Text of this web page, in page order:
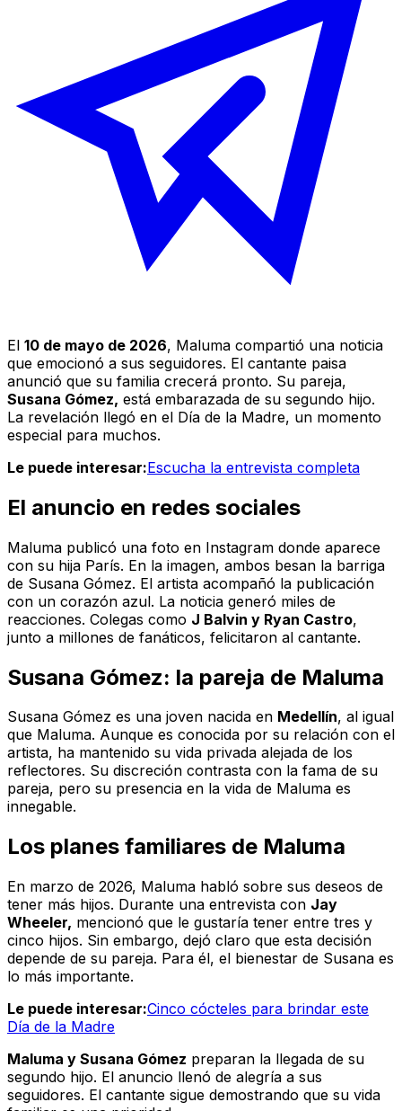
El 10 de mayo de 2026, Maluma compartió una noticia
que emocionó a sus seguidores. El cantante paisa
anunció que su familia crecerá pronto. Su pareja,
Susana Gómez, está embarazada de su segundo hijo.
La revelación llegó en el Día de la Madre, un momento
especial para muchos.
Le puede interesar:Escucha la entrevista completa
El anuncio en redes sociales
Maluma publicó una foto en Instagram donde aparece
con su hija París. En la imagen, ambos besan la barriga
de Susana Gómez. El artista acompañó la publicación
con un corazón azul. La noticia generó miles de
reacciones. Colegas como J Balvin y Ryan Castro,
junto a millones de fanáticos, felicitaron al cantante.
Susana Gómez: la pareja de Maluma
Susana Gómez es una joven nacida en Medellín, al igual
que Maluma. Aunque es conocida por su relación con el
artista, ha mantenido su vida privada alejada de los
reflectores. Su discreción contrasta con la fama de su
pareja, pero su presencia en la vida de Maluma es
innegable.
Los planes familiares de Maluma
En marzo de 2026, Maluma habló sobre sus deseos de
tener más hijos. Durante una entrevista con Jay
Wheeler, mencionó que le gustaría tener entre tres y
cinco hijos. Sin embargo, dejó claro que esta decisión
depende de su pareja. Para él, el bienestar de Susana es
lo más importante.
Le puede interesar:Cinco cócteles para brindar este
Día de la Madre
Maluma y Susana Gómez preparan la llegada de su
segundo hijo. El anuncio llenó de alegría a sus
seguidores. El cantante sigue demostrando que su vida